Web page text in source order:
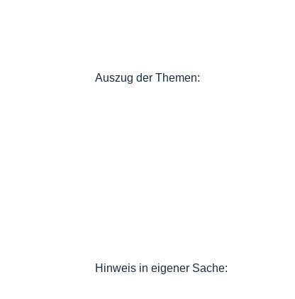
Auszug der Themen:
Hinweis in eigener Sache: